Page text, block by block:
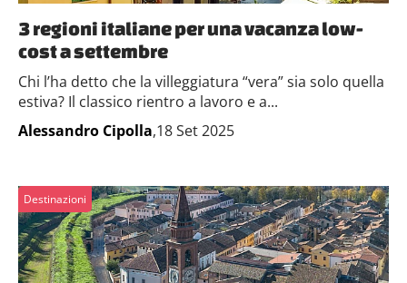
3 regioni italiane per una vacanza low-
cost a settembre
Chi l’ha detto che la villeggiatura “vera” sia solo quella
estiva? Il classico rientro a lavoro e a...
Alessandro Cipolla,18 Set 2025
Destinazioni